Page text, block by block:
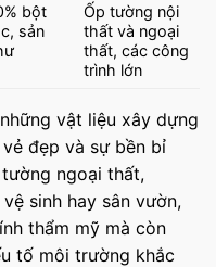
bột
sản
Ốp tường nội
thất và ngoại
thất, các công
trình lớn
vật liệu xây dựng
đẹp và sự bền bỉ
ngoại thất,
sinh hay sân vườn,
thẩm mỹ mà còn
tố môi trường khắc